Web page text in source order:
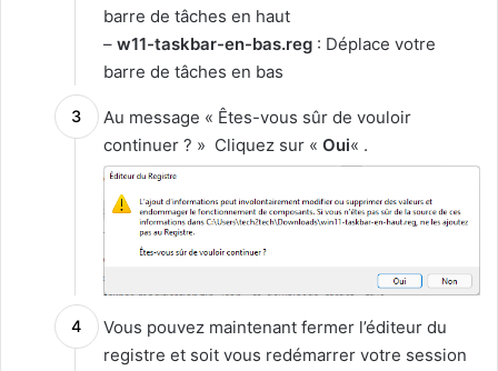
barre de tâches en haut
– w11-taskbar-en-bas.reg : Déplace votre
barre de tâches en bas
Au message « Êtes-vous sûr de vouloir
continuer ? » Cliquez sur « Oui« .
Vous pouvez maintenant fermer l’éditeur du
registre et soit vous redémarrer votre session